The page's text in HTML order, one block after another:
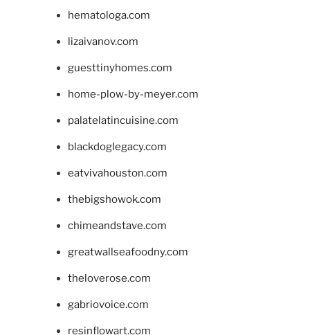
hematologa.com
lizaivanov.com
guesttinyhomes.com
home-plow-by-meyer.com
palatelatincuisine.com
blackdoglegacy.com
eatvivahouston.com
thebigshowok.com
chimeandstave.com
greatwallseafoodny.com
theloverose.com
gabriovoice.com
resinflowart.com